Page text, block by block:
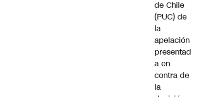
de Chile
(PUC) de
la
apelación
presentad
a en
contra de
la